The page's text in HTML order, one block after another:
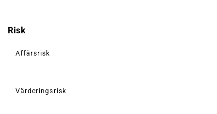
Risk
Affärsrisk
Värderingsrisk